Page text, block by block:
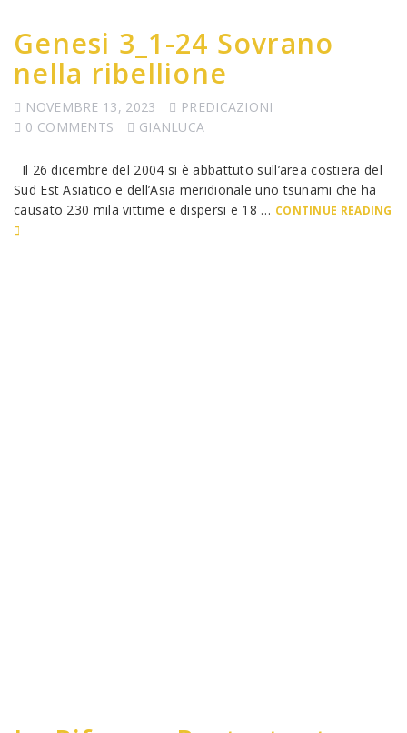
Genesi 3_1-24 Sovrano
nella ribellione
NOVEMBRE 13, 2023
PREDICAZIONI
0 COMMENTS
GIANLUCA
Il 26 dicembre del 2004 si è abbattuto sull’area costiera del
Sud Est Asiatico e dell’Asia meridionale uno tsunami che ha
causato 230 mila vittime e dispersi e 18 … CONTINUE READING